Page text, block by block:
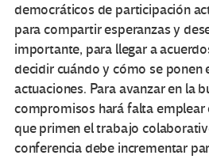
democráticos de participación
para compartir esperanzas y
importante, para llegar a
decidir cuándo y cómo se ponen
actuaciones. Para avanzar en la
compromisos hará falta emplear
que primen el trabajo
conferencia debe incrementar